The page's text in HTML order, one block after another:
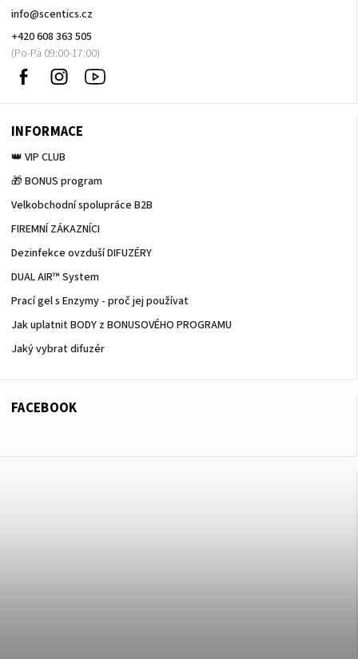
info@scentics.cz
+420 608 363 505
Facebook Instagram
na
INFORMACE
👑 VIP CLUB
🎁 BONUS program
Velkobchodní spolupráce B2B
FIREMNÍ ZÁKAZNÍCI
Dezinfekce ovzduší DIFUZÉRY
DUAL AIR™ System
Prací gel s Enzymy - proč jej používat
Jak uplatnit BODY z BONUSOVÉHO PROGRAMU
Jaký vybrat difuzér
FACEBOOK